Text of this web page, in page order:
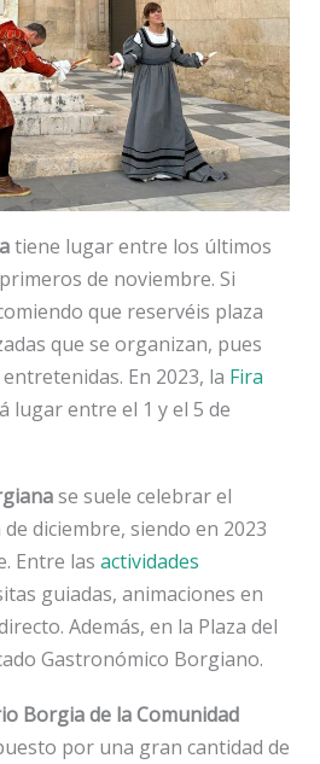
tiene lugar entre los últimos
de noviembre. Si
que reservéis plaza
que se organizan, pues
En 2023, la Fira
lugar entre el 1 y el 5 de
se suele celebrar el
diciembre, siendo en 2023
Entre las actividades
guiadas, animaciones en
Además, en la Plaza del
Gastronómico Borgiano.
Borgia de la Comunidad
por una gran cantidad de